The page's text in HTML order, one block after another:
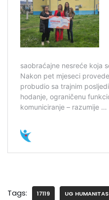
Tags: 17119 UG HUMANITAS